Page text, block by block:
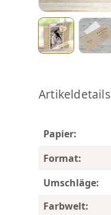
Artikeldetails
Papier:
Format:
Umschläge:
Farbwelt: